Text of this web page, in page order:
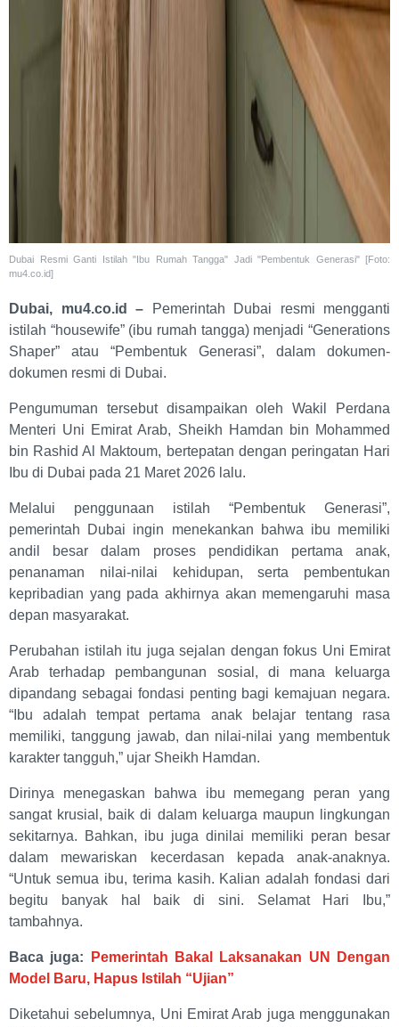
Dubai Resmi Ganti Istilah "Ibu Rumah Tangga" Jadi "Pembentuk Generasi" [Foto:
mu4.co.id]
Dubai, mu4.co.id – Pemerintah Dubai resmi mengganti
istilah “housewife” (ibu rumah tangga) menjadi “Generations
Shaper” atau “Pembentuk Generasi”, dalam dokumen-
dokumen resmi di Dubai.
Pengumuman tersebut disampaikan oleh Wakil Perdana
Menteri Uni Emirat Arab, Sheikh Hamdan bin Mohammed
bin Rashid Al Maktoum, bertepatan dengan peringatan Hari
Ibu di Dubai pada 21 Maret 2026 lalu.
Melalui penggunaan istilah “Pembentuk Generasi”,
pemerintah Dubai ingin menekankan bahwa ibu memiliki
andil besar dalam proses pendidikan pertama anak,
penanaman nilai-nilai kehidupan, serta pembentukan
kepribadian yang pada akhirnya akan memengaruhi masa
depan masyarakat.
Perubahan istilah itu juga sejalan dengan fokus Uni Emirat
Arab terhadap pembangunan sosial, di mana keluarga
dipandang sebagai fondasi penting bagi kemajuan negara.
“Ibu adalah tempat pertama anak belajar tentang rasa
memiliki, tanggung jawab, dan nilai-nilai yang membentuk
karakter tangguh,” ujar Sheikh Hamdan.
Dirinya menegaskan bahwa ibu memegang peran yang
sangat krusial, baik di dalam keluarga maupun lingkungan
sekitarnya. Bahkan, ibu juga dinilai memiliki peran besar
dalam mewariskan kecerdasan kepada anak-anaknya.
“Untuk semua ibu, terima kasih. Kalian adalah fondasi dari
begitu banyak hal baik di sini. Selamat Hari Ibu,”
tambahnya.
Baca juga:
Pemerintah Bakal Laksanakan UN Dengan
Model Baru, Hapus Istilah “Ujian”
Diketahui sebelumnya, Uni Emirat Arab juga menggunakan